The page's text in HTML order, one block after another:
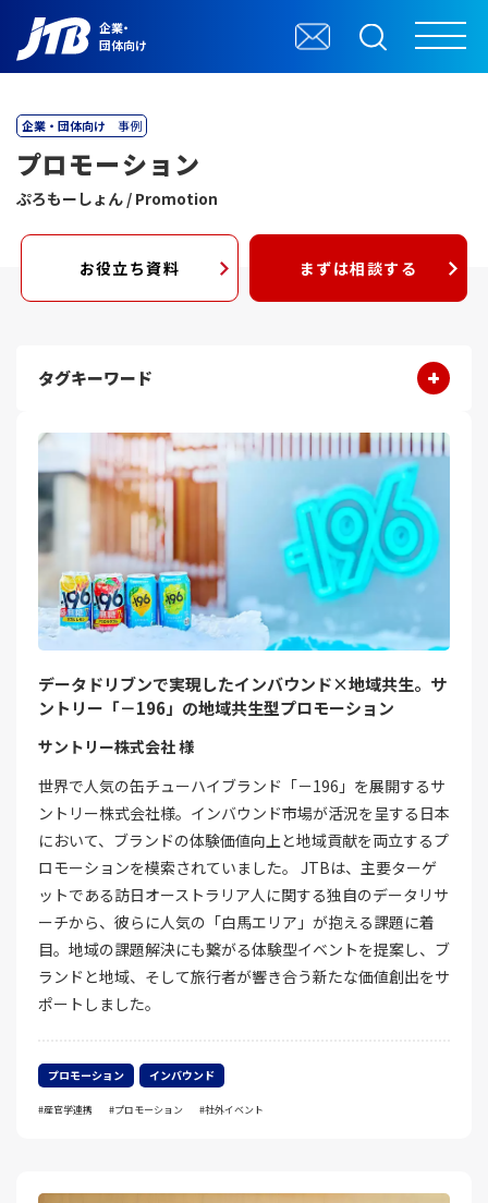
企業・
団体向け
企業・団体向け 事例
プロモーション
ぷろもーしょん / Promotion
お役立ち資料 まずは相談する
タグキーワード
データドリブンで実現したインバウンド×地域共生。サ
ントリー「－196」の地域共生型プロモーション
サントリー株式会社 様
世界で人気の缶チューハイブランド「－196」を展開するサ
ントリー株式会社様。インバウンド市場が活況を呈する日本
において、ブランドの体験価値向上と地域貢献を両立するプ
ロモーションを模索されていました。 JTBは、主要ターゲ
ットである訪日オーストラリア人に関する独自のデータリサ
ーチから、彼らに人気の「白馬エリア」が抱える課題に着
目。地域の課題解決にも繋がる体験型イベントを提案し、ブ
ランドと地域、そして旅行者が響き合う新たな価値創出をサ
ポートしました。
プロモーション インバウンド
産官学連携 プロモーション 社外イベント